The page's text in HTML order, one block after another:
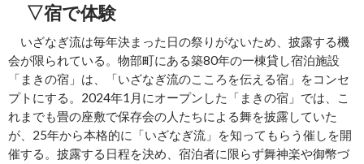
▽宿で体験
いざなぎ流は毎年決まった日の祭りがないため、披露する機
会が限られている。物部町にある築80年の一棟貸し宿泊施設
「まきの宿」は、「いざなぎ流のこころを伝える宿」をコンセ
プトにする。2024年1月にオープンした「まきの宿」では、こ
れまでも畳の座敷で保存会の人たちによる舞を披露していた
が、25年から本格的に「いざなぎ流」を知ってもらう催しを開
催する。披露する日程を決め、宿泊者に限らず舞神楽や御幣づ